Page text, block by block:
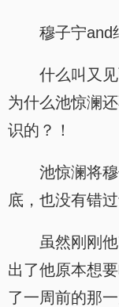
穆子宁and
什么叫又
为什么池惊澜
识的？！
池惊澜将
底，也没有错
虽然刚刚
出了他原本想
了一周前的那一